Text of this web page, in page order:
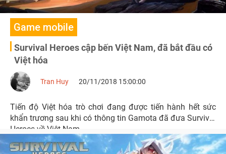
Game mobile
Survival Heroes cập bến Việt Nam, đã bắt đầu có
Việt hóa
Tran Huy 20/11/2018 15:00:00
Tiến độ Việt hóa trò chơi đang được tiến hành hết sức
khẩn trương sau khi có thông tin Gamota đã đưa Survival
Heroes về Việt Nam.